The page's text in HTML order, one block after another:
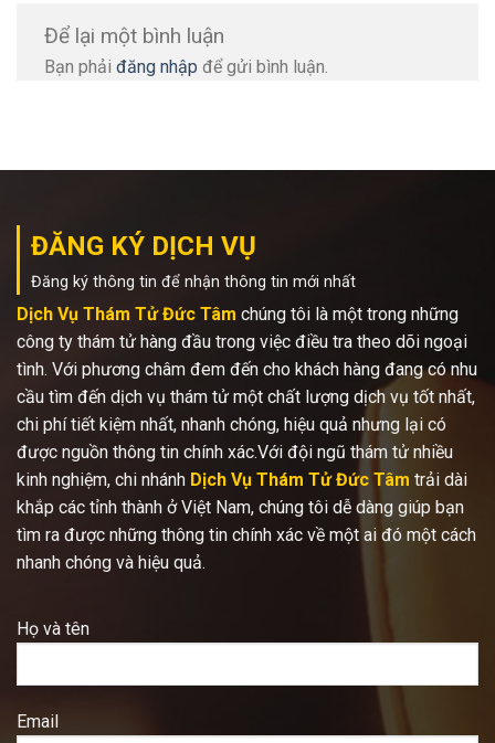
Để lại một bình luận
Bạn phải đăng nhập để gửi bình luận.
ĐĂNG KÝ DỊCH VỤ
Đăng ký thông tin để nhận thông tin mới nhất
Dịch Vụ Thám Tử Đức Tâm chúng tôi là một trong những
công ty thám tử hàng đầu trong việc điều tra theo dõi ngoại
tình. Với phương châm đem đến cho khách hàng đang có nhu
cầu tìm đến dịch vụ thám tử một chất lượng dịch vụ tốt nhất,
chi phí tiết kiệm nhất, nhanh chóng, hiệu quả nhưng lại có
được nguồn thông tin chính xác.Với đội ngũ thám tử nhiều
kinh nghiệm, chi nhánh Dịch Vụ Thám Tử Đức Tâm trải dài
khắp các tỉnh thành ở Việt Nam, chúng tôi dễ dàng giúp bạn
tìm ra được những thông tin chính xác về một ai đó một cách
nhanh chóng và hiệu quả.
Họ và tên
Email